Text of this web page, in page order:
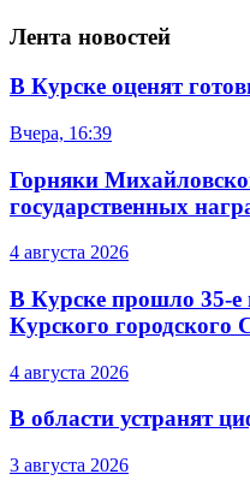
Лента новостей
В Курске оценят
Вчера, 16:39
Горняки
государственных
4 августа 2026
В Курске прошло 35-е
Курского городского
4 августа 2026
В области устранят
3 августа 2026